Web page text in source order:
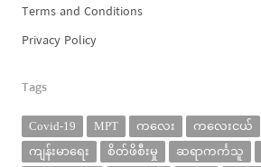
Terms and Conditions
Privacy Policy
Tags
Covid-19 MPT ကလေး ကလေးငယ်
ကျန်းမာရေး
စိတ်ဖိစီးမှု ဆရာကင်္ကသူ